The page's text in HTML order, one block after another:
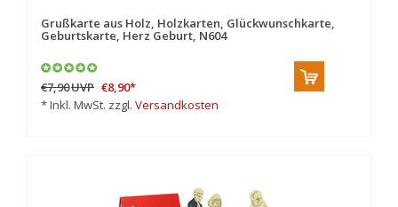
Grußkarte aus Holz, Holzkarten, Glückwunschkarte,
Geburtskarte, Herz Geburt, N604
€7,90UVP €8,90*
* Inkl. MwSt. zzgl. Versandkosten